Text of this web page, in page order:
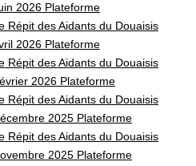
2026 Plateforme
Répit des Aidants du Douaisis
2026 Plateforme
Répit des Aidants du Douaisis
2026 Plateforme
Répit des Aidants du Douaisis
2025 Plateforme
Répit des Aidants du Douaisis
2025 Plateforme